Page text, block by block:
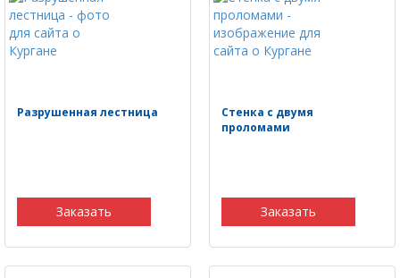
Разрушенная лестница
Заказать
Стенка с двумя
проломами
Заказать